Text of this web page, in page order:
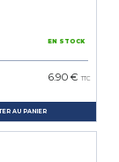
EN STOCK
6.90 € TTC
AU PANIER